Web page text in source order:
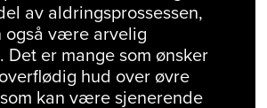
av aldringsprossessen,
også være arvelig
Det er mange som ønsker
hud over øvre
kan være sjenerende